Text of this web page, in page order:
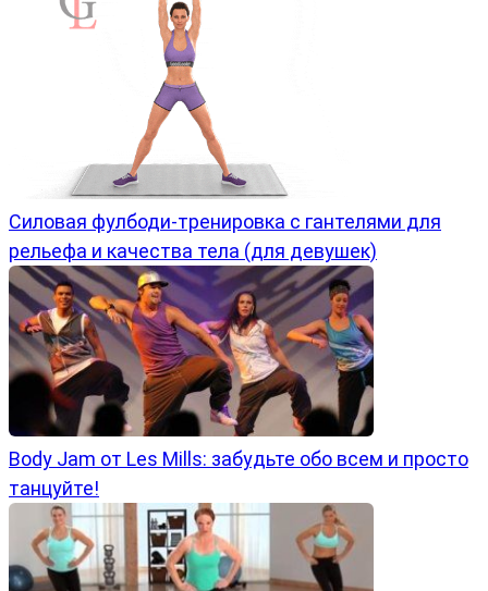
Силовая фулбоди-тренировка с гантелями для
рельефа и качества тела (для девушек)
Body Jam от Les Mills: забудьте обо всем и просто
танцуйте!